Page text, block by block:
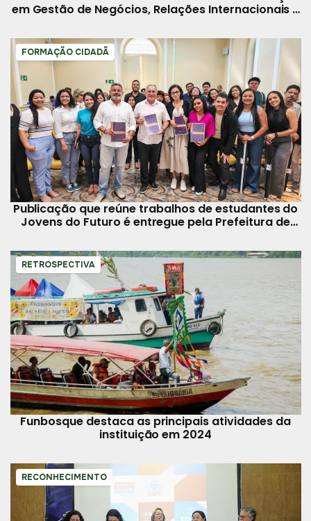
em Gestão de Negócios, Relações Internacionais e
FORMAÇÃO CIDADÃ
Publicação que reúne trabalhos de estudantes do
Jovens do Futuro é entregue pela Prefeitura de
RETROSPECTIVA
Funbosque destaca as principais atividades da
instituição em 2024
RECONHECIMENTO